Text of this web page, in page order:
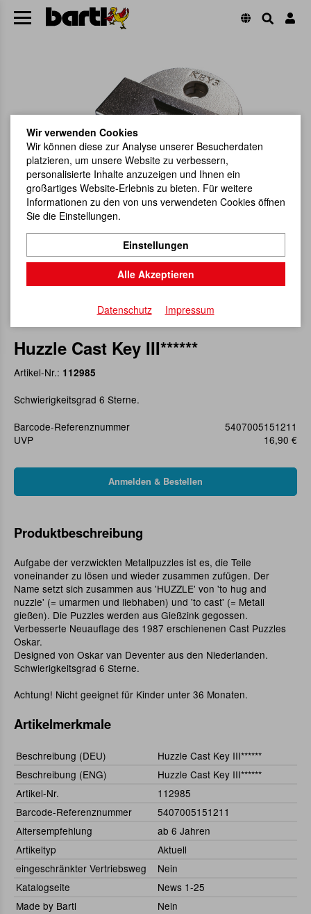
Huzzle Cast Key III******
Artikel-Nr.: 112985
Schwierigkeitsgrad 6 Sterne.
Barcode-Referenznummer
5407005151211
UVP
16,90 €
Produktbeschreibung
Aufgabe der verzwickten Metallpuzzles ist es, die Teile
voneinander zu lösen und wieder zusammen zufügen. Der
Name setzt sich zusammen aus 'HUZZLE' von 'to hug and
nuzzle' (= umarmen und liebhaben) und 'to cast' (= Metall
gießen). Die Puzzles werden aus Gießzink gegossen.
Verbesserte Neuauflage des 1987 erschienenen Cast Puzzles
Oskar.
Designed von Oskar van Deventer aus den Niederlanden.
Schwierigkeitsgrad 6 Sterne.
Achtung! Nicht geeignet für Kinder unter 36 Monaten.
Artikelmerkmale
Beschreibung (DEU)
Huzzle Cast Key III******
Beschreibung (ENG)
Huzzle Cast Key III******
Artikel-Nr.
112985
Barcode-Referenznummer
5407005151211
Altersempfehlung
ab 6 Jahren
Artikeltyp
Aktuell
eingeschränkter Vertriebsweg
Nein
Katalogseite
News 1-25
Made by Bartl
Nein
Wir verwenden Cookies
Wir können diese zur Analyse unserer Besucherdaten
platzieren, um unsere Website zu verbessern,
personalisierte Inhalte anzuzeigen und Ihnen ein
großartiges Website-Erlebnis zu bieten. Für weitere
Informationen zu den von uns verwendeten Cookies öffnen
Sie die Einstellungen.
Einstellungen
Alle Akzeptieren
Datenschutz Impressum